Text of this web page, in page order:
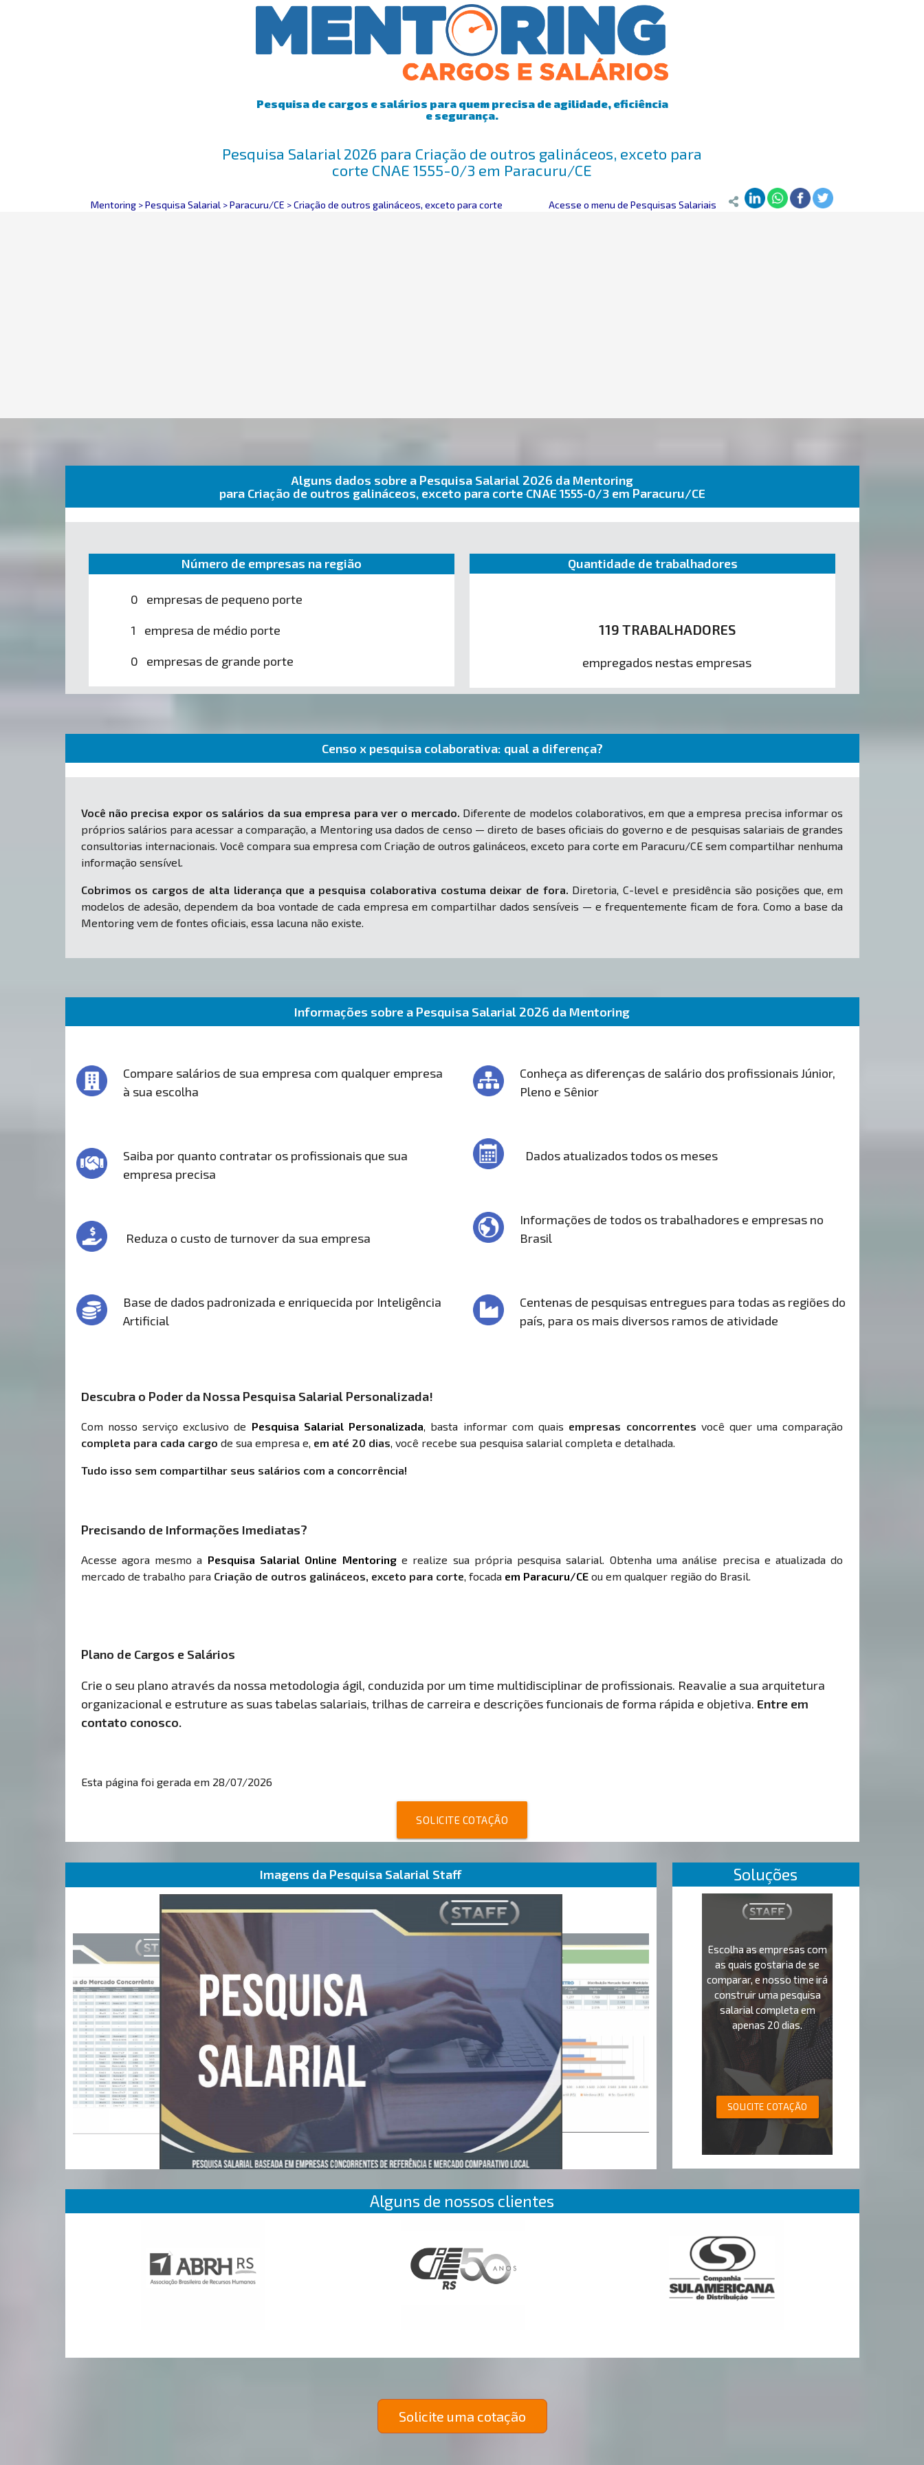
Pesquisa de cargos e salários para quem precisa de agilidade, eficiência
e segurança.
Pesquisa Salarial 2026 para Criação de outros galináceos, exceto para
corte CNAE 1555-0/3 em Paracuru/CE
Mentoring >Pesquisa Salarial >Paracuru/CE >Criação de outros galináceos, exceto para corte Acesse o menu de Pesquisas Salariais
Alguns dados sobre a Pesquisa Salarial 2026 da Mentoring
para Criação de outros galináceos, exceto para corte CNAE 1555-0/3 em Paracuru/CE
Número de empresas na região
0 empresas de pequeno porte
1 empresa de médio porte
0 empresas de grande porte
Quantidade de trabalhadores
119 TRABALHADORES
empregados nestas empresas
Censo x pesquisa colaborativa: qual a diferença?
Você não precisa expor os salários da sua empresa para ver o mercado. Diferente de modelos colaborativos, em que a empresa precisa informar os
próprios salários para acessar a comparação, a Mentoring usa dados de censo — direto de bases oficiais do governo e de pesquisas salariais de grandes
consultorias internacionais. Você compara sua empresa com Criação de outros galináceos, exceto para corte em Paracuru/CE sem compartilhar nenhuma
informação sensível.
Cobrimos os cargos de alta liderança que a pesquisa colaborativa costuma deixar de fora. Diretoria, C-level e presidência são posições que, em
modelos de adesão, dependem da boa vontade de cada empresa em compartilhar dados sensíveis — e frequentemente ficam de fora. Como a base da
Mentoring vem de fontes oficiais, essa lacuna não existe.
Informações sobre a Pesquisa Salarial 2026 da Mentoring
Compare salários de sua empresa com qualquer empresa
à sua escolha
Saiba por quanto contratar os profissionais que sua
empresa precisa
Reduza o custo de turnover da sua empresa
Base de dados padronizada e enriquecida por Inteligência
Artificial
Conheça as diferenças de salário dos profissionais Júnior,
Pleno e Sênior
Dados atualizados todos os meses
Informações de todos os trabalhadores e empresas no
Brasil
Centenas de pesquisas entregues para todas as regiões do
país, para os mais diversos ramos de atividade
Descubra o Poder da Nossa Pesquisa Salarial Personalizada!
Com nosso serviço exclusivo de Pesquisa Salarial Personalizada , basta informar com quais empresas concorrentes você quer uma comparação
completa para cada cargo de sua empresa e, em até 20 dias , você recebe sua pesquisa salarial completa e detalhada.
Tudo isso sem compartilhar seus salários com a concorrência!
Precisando de Informações Imediatas?
Acesse agora mesmo a Pesquisa Salarial Online Mentoringe realize sua própria pesquisa salarial. Obtenha uma análise precisa e atualizada do
mercado de trabalho para Criação de outros galináceos, exceto para corte , focada em Paracuru/CEou em qualquer região do Brasil.
Plano de Cargos e Salários
Crie o seu plano através da nossa metodologia ágil, conduzida por um time multidisciplinar de profissionais. Reavalie a sua arquitetura
organizacional e estruture as suas tabelas salariais, trilhas de carreira e descrições funcionais de forma rápida e objetiva. Entre em
contato conosco.
Esta página foi gerada em 28/07/2026
SOLICITE COTAÇÃO
Imagens da Pesquisa Salarial Staff Soluções
Escolha as empresas com
as quais gostaria de se
comparar, e nosso time irá
construir uma pesquisa
salarial completa em
apenas 20 dias.
SOLICITE COTAÇÃO
Alguns de nossos clientes
Solicite uma cotação